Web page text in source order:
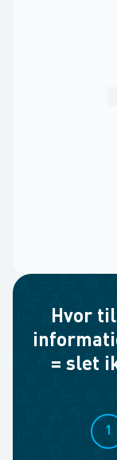
Hvor
= slet
1